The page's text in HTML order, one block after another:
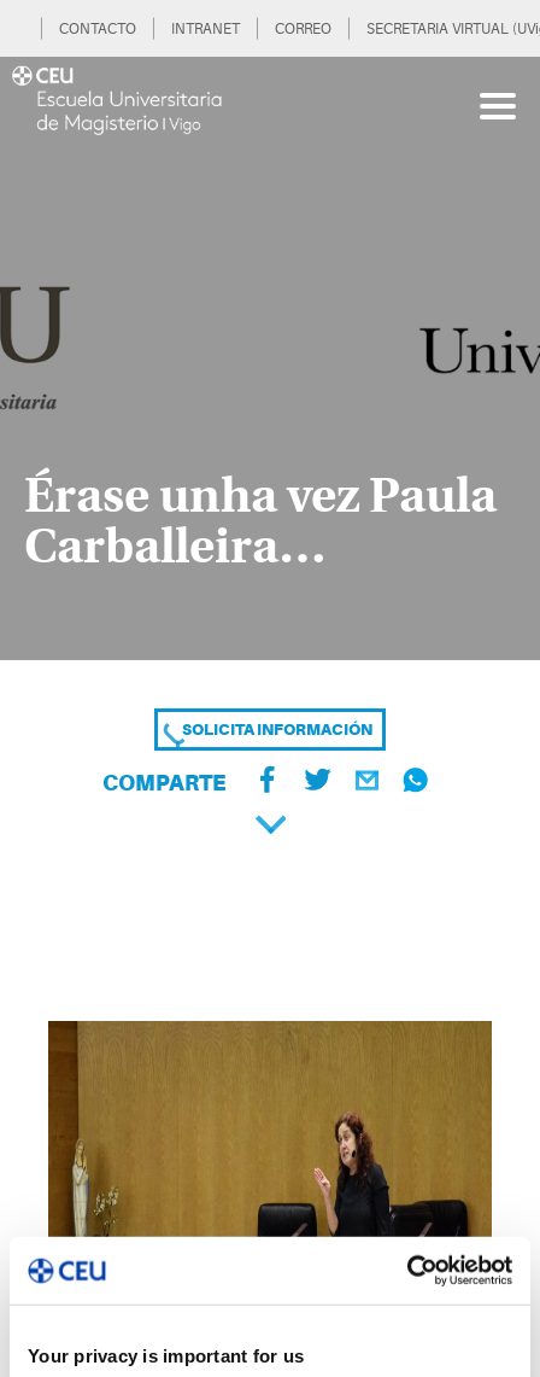
Your privacy is important for us
CONTACTO INTRANET CORREO SECRETARIA VIRTUAL
Érase unha vez Paula
Carballeira…
SOLICITA INFORMACIÓN
COMPARTE